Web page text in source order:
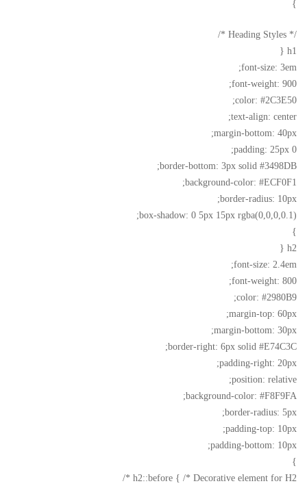
}
/* Heading Styles */
h1 {
font-size: 3em;
font-weight: 900;
color: #2C3E50;
text-align: center;
margin-bottom: 40px;
padding: 25px 0;
border-bottom: 3px solid #3498DB;
background-color: #ECF0F1;
border-radius: 10px;
box-shadow: 0 5px 15px rgba(0,0,0,0.1);
}
h2 {
font-size: 2.4em;
font-weight: 800;
color: #2980B9;
margin-top: 60px;
margin-bottom: 30px;
border-right: 6px solid #E74C3C;
padding-right: 20px;
position: relative;
background-color: #F8F9FA;
border-radius: 5px;
padding-top: 10px;
padding-bottom: 10px;
}
h2::before { /* Decorative element for H2 */